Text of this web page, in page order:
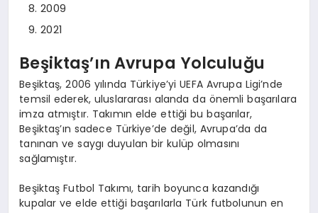
2009
2021
Beşiktaş’ın Avrupa Yolculuğu
Beşiktaş, 2006 yılında Türkiye’yi UEFA Avrupa Ligi’nde
temsil ederek, uluslararası alanda da önemli başarılara
imza atmıştır. Takımın elde ettiği bu başarılar,
Beşiktaş’ın sadece Türkiye’de değil, Avrupa’da da
tanınan ve saygı duyulan bir kulüp olmasını
sağlamıştır.
Beşiktaş Futbol Takımı, tarih boyunca kazandığı
kupalar ve elde ettiği başarılarla Türk futbolunun en